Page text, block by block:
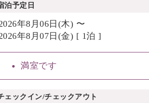
泊予定日
年8月06日(木) 〜
年8月07日(金) [ 1泊 ]
満室です
ェックイン/チェックアウト